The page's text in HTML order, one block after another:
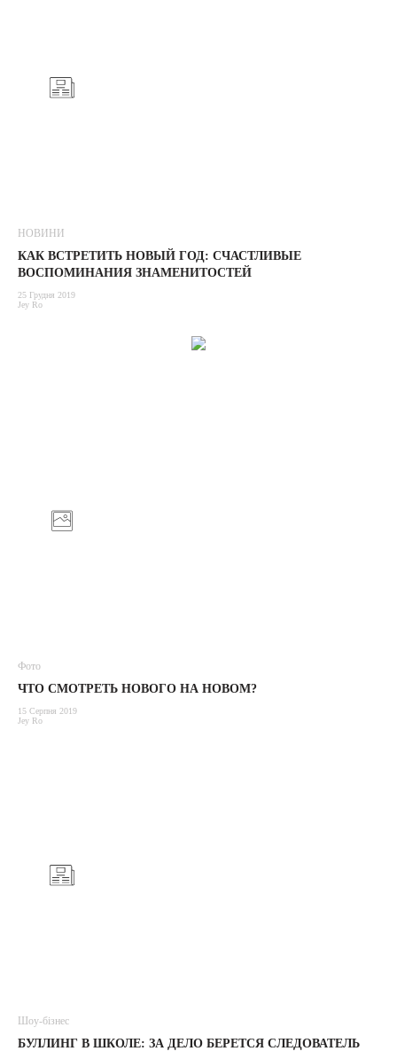
НОВИНИ
КАК ВСТРЕТИТЬ НОВЫЙ ГОД: СЧАСТЛИВЫЕ
ВОСПОМИНАНИЯ ЗНАМЕНИТОСТЕЙ
25 Грудня 2019
Jey Ro
Фото
ЧТО СМОТРЕТЬ НОВОГО НА НОВОМ?
15 Серпня 2019
Jey Ro
Шоу-бізнес
БУЛЛИНГ В ШКОЛЕ: ЗА ДЕЛО БЕРЕТСЯ СЛЕДОВАТЕЛЬ